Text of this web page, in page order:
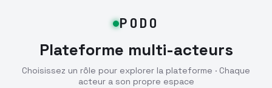
PODO
Plateforme multi-acteurs
Choisissez un rôle pour explorer la plateforme · Chaque
acteur a son propre espace